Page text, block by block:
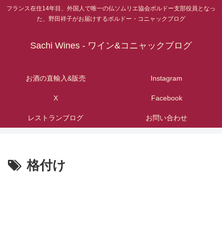
フランス在住14年目、外国人で唯一の仏ソムリエ協会ボルドー支部役員となっ
た、野田祥子がお届けするボルドー・コニャックブログ
Sachi Wines - ワイン&コニャックブログ
お酒の直輸入&販売 Instagram
X Facebook
レストランブログ お問い合わせ
格付け